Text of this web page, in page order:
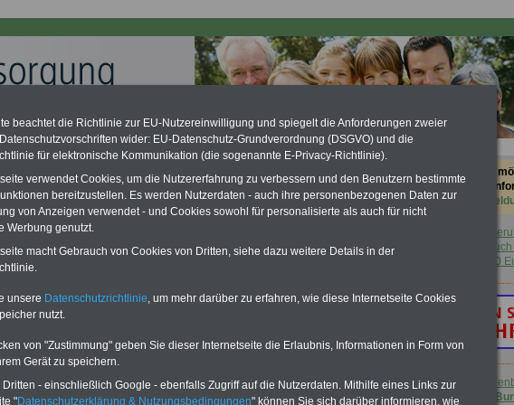
zu gering - hohe Nachzahlung für Beamte & Ruhestandsbeamte
hat die Berliner Landesbesoldung für verfassungs-
(Berlin muss bisMärz 2027 eine Neuregelung der Besoldung
Auch beim Bund (Beamte & Ruhestandsbeamte) gibt es teilweise
(Medienberichten zufolge liegt diese für
mind. 3.000 und 13.000 Euro
Broschüre heraus (unmittelbar nach Beschluss eines Gesetzentwurfs
>>>
Mai 2025 >>>hier können Sie den
Ratgeber für 7,50 Euro bestellen
15,00 Euro
Für nur 15,00 Euro bei einerLaufzeit
Sie
für nur 7,50
beachtet die Richtlinie zur EU-Nutzereinwilligung und spiegelt die Anforderungen zweier
wider: EU-Datenschutz-Grundverordnung (DSGVO) und die
für elektronische Kommunikation (die sogenannte E-Privacy-Richtlinie).
verwendet Cookies, um die Nutzererfahrung zu verbessern und den Benutzern bestimmte
bereitzustellen. Es werden Nutzerdaten - auch ihre personenbezogenen Daten zur
von Anzeigen verwendet - und Cookies sowohl für personalisierte als auch für nicht
Werbung genutzt.
macht Gebrauch von Cookies von Dritten, siehe dazu weitere Details in der
unsere Datenschutzrichtlinie , um mehr darüber zu erfahren, wie diese Internetseite Cookies
nutzt.
von "Zustimmung" geben Sie dieser Internetseite die Erlaubnis, Informationen in Form von
Gerät zu speichern.
- einschließlich Google - ebenfalls Zugriff auf die Nutzerdaten. Mithilfe eines Links zur
"Datenschutzerklärung & Nutzungsbedingungen" können Sie sich darüber informieren, wie